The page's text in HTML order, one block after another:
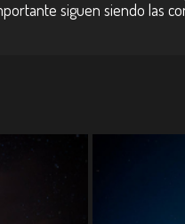
siguen siendo las